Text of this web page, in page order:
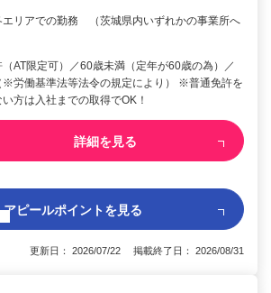
エリアでの勤務 （茨城県内いずれかの事業所へ
AT限定可）／60歳未満（定年が60歳の為）／
※労働基準法等法令の規定により） ※普通免許を
方は入社までの取得でOK！
詳細を見る
アピールポイントを見る
更新日： 2026/07/22 掲載終了日： 2026/08/31